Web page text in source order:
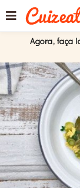
Agora, faça